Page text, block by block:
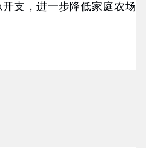
支，进一步降低家庭农场